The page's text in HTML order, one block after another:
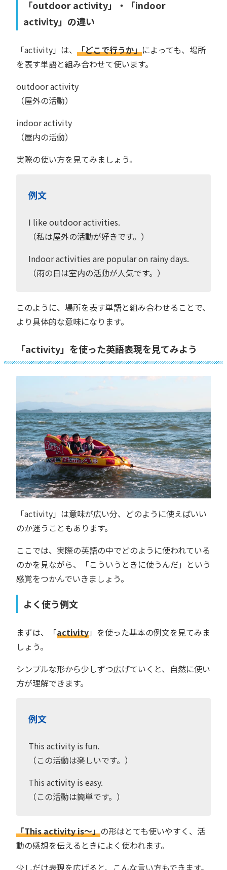
「outdoor activity」・「indoor
activity」の違い
「activity」は、 「どこで行うか」によっても、場所
を表す単語と組み合わせて使います。
outdoor activity
（屋外の活動）
indoor activity
（屋内の活動）
実際の使い方を見てみましょう。
例文
I like outdoor activities.
（私は屋外の活動が好きです。）
Indoor activities are popular on rainy days.
（雨の日は室内の活動が人気です。）
このように、場所を表す単語と組み合わせることで、
より具体的な意味になります。
「activity」を使った英語表現を見てみよう
「activity」は意味が広い分、どのように使えばいい
のか迷うこともあります。
ここでは、実際の英語の中でどのように使われている
のかを見ながら、「こういうときに使うんだ」という
感覚をつかんでいきましょう。
よく使う例文
まずは、「activity」を使った基本の例文を見てみま
しょう。
シンプルな形から少しずつ広げていくと、自然に使い
方が理解できます。
例文
This activity is fun.
（この活動は楽しいです。）
This activity is easy.
（この活動は簡単です。）
「This activity is〜」の形はとても使いやすく、活
動の感想を伝えるときによく使われます。
少しだけ表現を広げると、こんな言い方もできます。